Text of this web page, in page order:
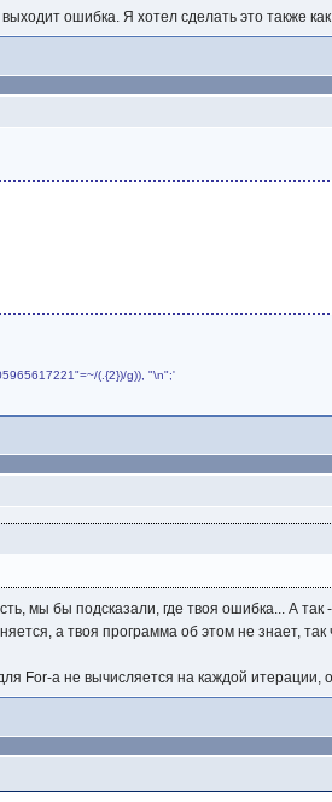
ошибка. Я хотел сделать это также
(.{2})/g)), "\n";'
мы бы подсказали, где твоя ошибка... А так
а твоя программа об этом не знает,
For-а не вычисляется на каждой